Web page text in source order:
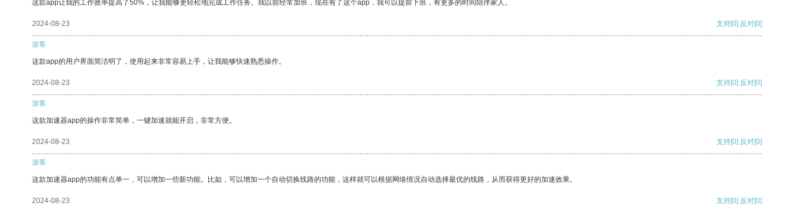
这款app让我的工作效率提高了50%，让我能够更轻松地完成工作任务。我以前经常加班，现在有了这个app，我可以提前下班，有更多的时间陪伴家人。
2024-08-23 支持[0] 反对[0]
游客
这款app的用户界面简洁明了，使用起来非常容易上手，让我能够快速熟悉操作。
2024-08-23 支持[0] 反对[0]
游客
这款加速器app的操作非常简单，一键加速就能开启，非常方便。
2024-08-23 支持[0] 反对[0]
游客
这款加速器app的功能有点单一，可以增加一些新功能。比如，可以增加一个自动切换线路的功能，这样就可以根据网络情况自动选择最优的线路，从而获得更好的加速效果。
2024-08-23 支持[0] 反对[0]